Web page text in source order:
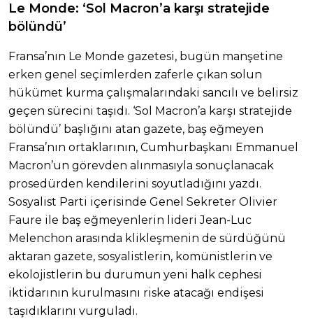
Le Monde: ‘Sol Macron’a karşı stratejide
bölündü’
Fransa’nın Le Monde gazetesi, bugün manşetine
erken genel seçimlerden zaferle çıkan solun
hükümet kurma çalışmalarındaki sancılı ve belirsiz
geçen sürecini taşıdı. ‘Sol Macron’a karşı stratejide
bölündü’ başlığını atan gazete, baş eğmeyen
Fransa’nın ortaklarının, Cumhurbaşkanı Emmanuel
Macron’un görevden alınmasıyla sonuçlanacak
prosedürden kendilerini soyutladığını yazdı.
Sosyalist Parti içerisinde Genel Sekreter Olivier
Faure ile baş eğmeyenlerin lideri Jean-Luc
Melenchon arasında klikleşmenin de sürdüğünü
aktaran gazete, sosyalistlerin, komünistlerin ve
ekolojistlerin bu durumun yeni halk cephesi
iktidarının kurulmasını riske atacağı endişesi
taşıdıklarını vurguladı.